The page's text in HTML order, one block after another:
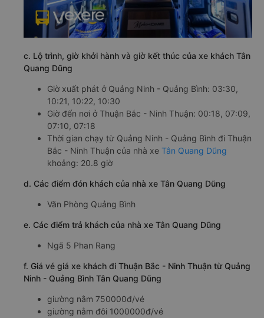
c. Lộ trình, giờ khởi hành và giờ kết thúc của xe khách Tân
Quang Dũng
Giờ xuất phát ở Quảng Ninh - Quảng Bình: 03:30,
10:21, 10:22, 10:30
Giờ đến nơi ở Thuận Bắc - Ninh Thuận: 00:18, 07:09,
07:10, 07:18
Thời gian chạy từ Quảng Ninh - Quảng Bình đi Thuận
Bắc - Ninh Thuận của nhà xe Tân Quang Dũng
khoảng: 20.8 giờ
d. Các điểm đón khách của nhà xe Tân Quang Dũng
Văn Phòng Quảng Bình
e. Các điểm trả khách của nhà xe Tân Quang Dũng
Ngã 5 Phan Rang
f. Giá vé giá xe khách đi Thuận Bắc - Ninh Thuận từ Quảng
Ninh - Quảng Bình Tân Quang Dũng
giường nằm 750000đ/vé
giường nằm đôi 1000000đ/vé